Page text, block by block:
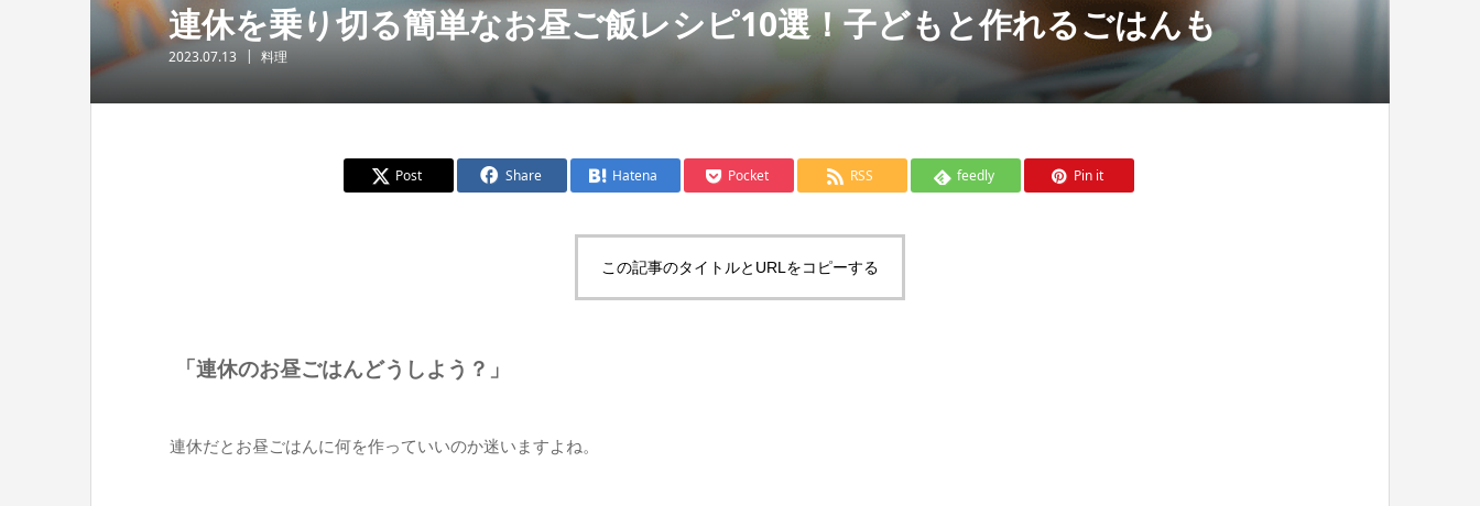
連休を乗り切る簡単なお昼ご飯レシピ10選！子どもと作れるごはんも
2023.07.13 料理
Post Share Hatena Pocket RSS feedly Pin it
この記事のタイトルとURLをコピーする
「連休のお昼ごはんどうしよう？」
連休だとお昼ごはんに何を作っていいのか迷いますよね。